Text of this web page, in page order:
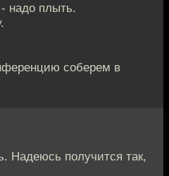
надо плыть.
соберем в
Надеюсь получится так,